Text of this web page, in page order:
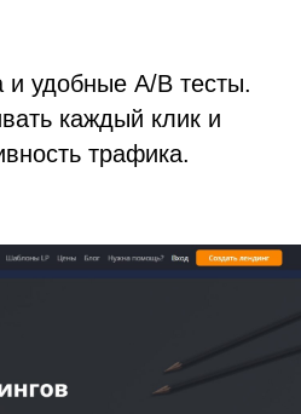
и удобные A/B тесты.
каждый клик и
трафика.